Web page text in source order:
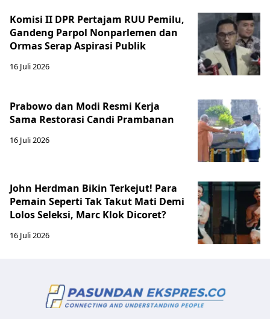
Komisi II DPR Pertajam RUU Pemilu,
Gandeng Parpol Nonparlemen dan
Ormas Serap Aspirasi Publik
16 Juli 2026
Prabowo dan Modi Resmi Kerja
Sama Restorasi Candi Prambanan
16 Juli 2026
John Herdman Bikin Terkejut! Para
Pemain Seperti Tak Takut Mati Demi
Lolos Seleksi, Marc Klok Dicoret?
16 Juli 2026